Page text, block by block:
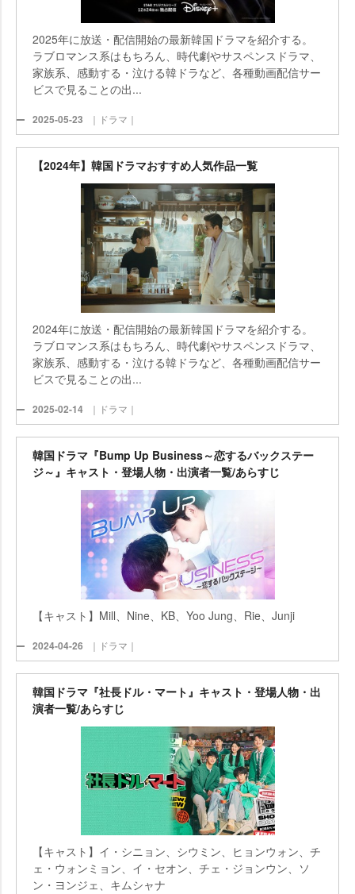
2025年に放送・配信開始の最新韓国ドラマを紹介する。
ラブロマンス系はもちろん、時代劇やサスペンスドラマ、
家族系、感動する・泣ける韓ドラなど、各種動画配信サー
ビスで見ることの出...
2025-05-23 ｜ドラマ｜
【2024年】韓国ドラマおすすめ人気作品一覧
2024年に放送・配信開始の最新韓国ドラマを紹介する。
ラブロマンス系はもちろん、時代劇やサスペンスドラマ、
家族系、感動する・泣ける韓ドラなど、各種動画配信サー
ビスで見ることの出...
2025-02-14 ｜ドラマ｜
韓国ドラマ『Bump Up Business～恋するバックステー
ジ～』キャスト・登場人物・出演者一覧/あらすじ
【キャスト】Mill、Nine、KB、Yoo Jung、Rie、Junji
2024-04-26 ｜ドラマ｜
韓国ドラマ『社長ドル・マート』キャスト・登場人物・出
演者一覧/あらすじ
【キャスト】イ・シニョン、シウミン、ヒョンウォン、チ
ェ・ウォンミョン、イ・セオン、チェ・ジョンウン、ソ
ン・ヨンジェ、キムシャナ